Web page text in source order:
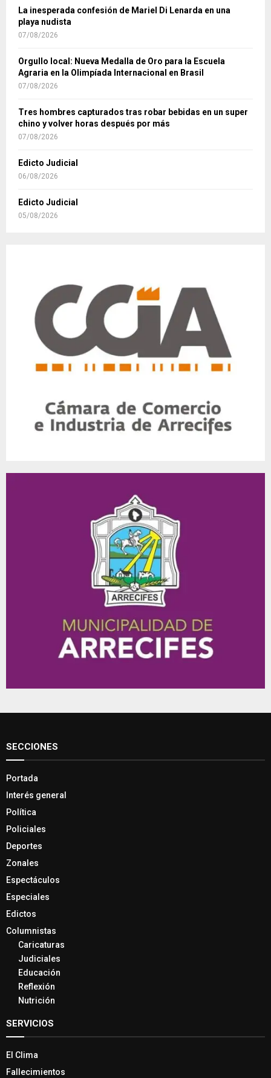
La inesperada confesión de Mariel Di Lenarda en una
playa nudista
07/08/2026
Orgullo local: Nueva Medalla de Oro para la Escuela
Agraria en la Olimpíada Internacional en Brasil
07/08/2026
Tres hombres capturados tras robar bebidas en un super
chino y volver horas después por más
07/08/2026
Edicto Judicial
06/08/2026
Edicto Judicial
05/08/2026
SECCIONES
Portada
Interés general
Política
Policiales
Deportes
Zonales
Espectáculos
Especiales
Edictos
Columnistas
Caricaturas
Judiciales
Educación
Reflexión
Nutrición
SERVICIOS
El Clima
Fallecimientos